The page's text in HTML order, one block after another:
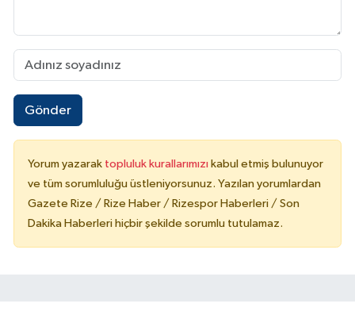
Gönder
Yorum yazarak topluluk kurallarımızı kabul etmiş bulunuyor
ve tüm sorumluluğu üstleniyorsunuz. Yazılan yorumlardan
Gazete Rize / Rize Haber / Rizespor Haberleri / Son
Dakika Haberleri hiçbir şekilde sorumlu tutulamaz.